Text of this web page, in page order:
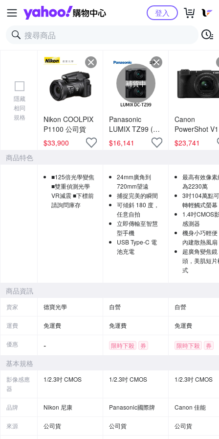
Yahoo購物中心登入
隱藏
相同
規格
Nikon COOLPIX
P1100 公司貨
$33,900
補貨中
Panasonic
LUMIX TZ99 (公
司貨)
$16,141
Canon
PowerShot
艦級Vlog 影
機 公司貨
$23,741
商品特色
■125倍光學變焦
■雙重偵測光學
VR減震 ■下標前
請詢問庫存
24mm廣角到
720mm望遠
捕捉完美的瞬間
可傾斜 180 度，
任意自拍
立即傳輸至智慧
型手機
USB Type-C 電
池充電
最高有效像素
為2230萬
3吋104萬點
轉輕觸式螢幕
1.4吋CMOS
感測器
機身小巧輕便
內建散熱風扇
超廣角變焦鏡
頭，美肌短片
式
商品資訊
賣家 德寶光學 自營 自營
運費 免運費 免運費 免運費
優惠 - 限時下殺 券 限時下殺 券
基本規格
影像感應
器
1/2.3吋 CMOS 1/2.3吋 CMOS 1/2.3吋 CMOS
品牌 Nikon 尼康 Panasonic國際牌 Canon 佳能
來源 公司貨 公司貨 公司貨